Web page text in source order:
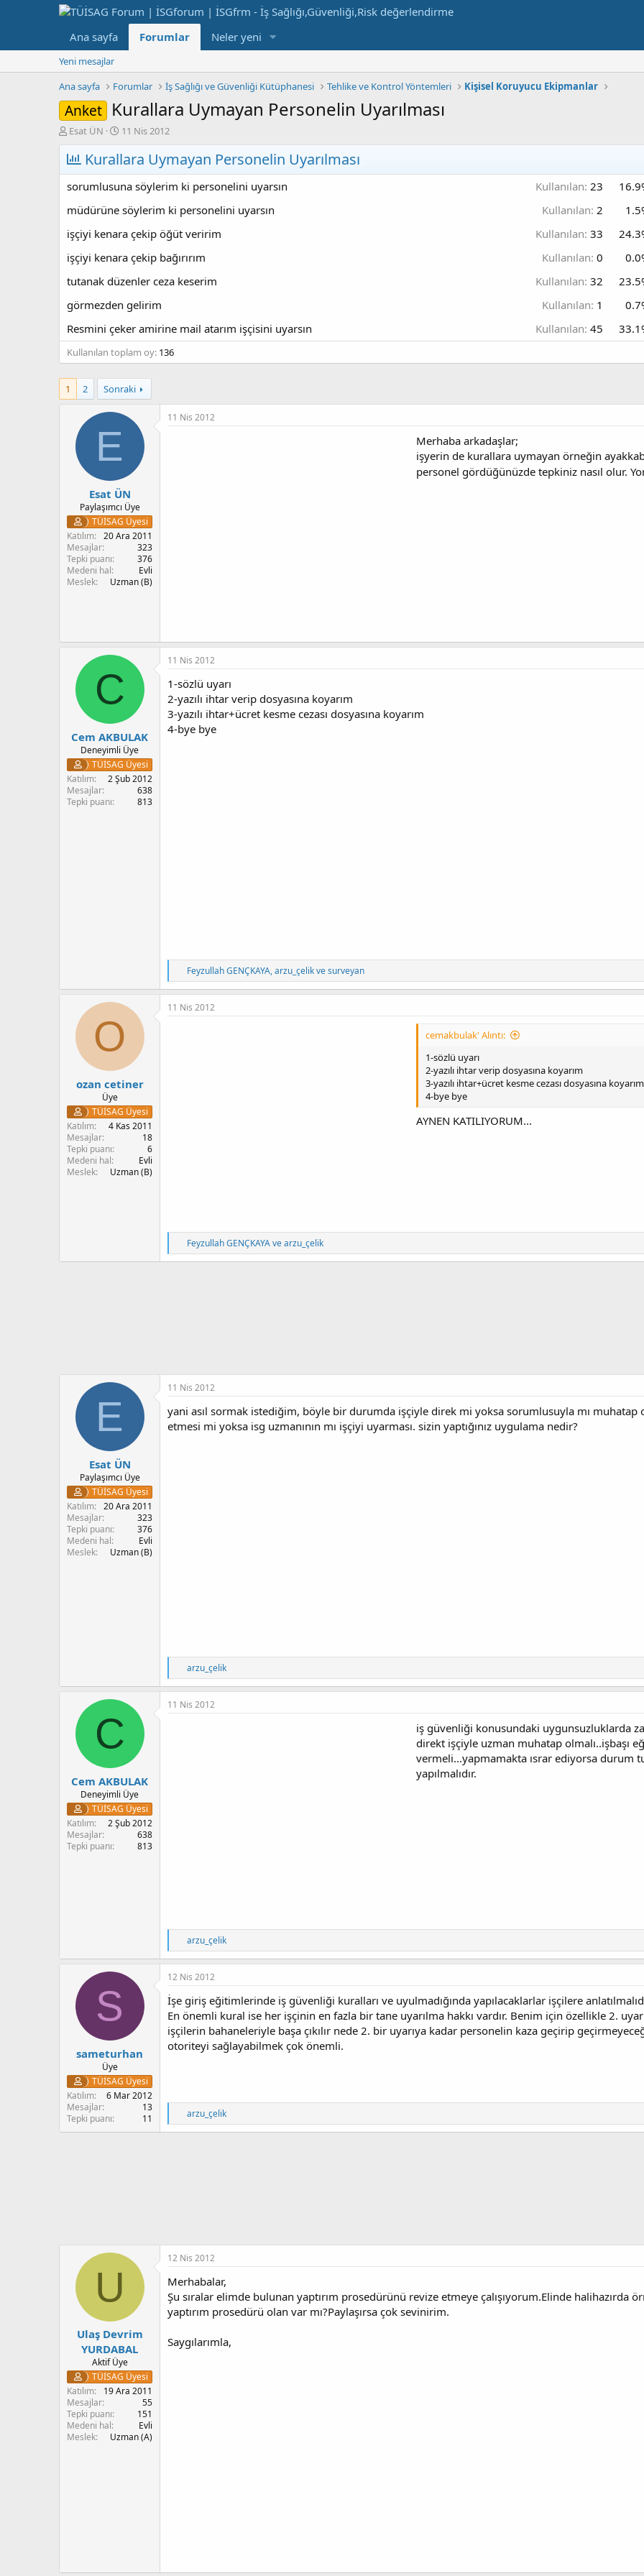
Ana sayfa Forumlar Neler yeni
Yeni mesajlar
Ana sayfa
Forumlar İş Sağlığı ve Güvenliği Kütüphanesi Tehlike ve Kontrol Yöntemleri Kişisel Koruyucu Ekipmanlar
Anket Kurallara Uymayan Personelin Uyarılması
K
o
n
b
u
y
u
a
l
t
n
Esat ÜN
B
a
ş
l
a
n
g
ç
a
i
i
11 Nis 2012
Kurallara Uymayan Personelin Uyarılması
sorumlusuna söylerim ki personelini uyarsın Kullanılan: 23
müdürüne söylerim ki personelini uyarsın
Kullanılan: 2
işçiyi kenara çekip öğüt veririm
Kullanılan: 33
işçiyi kenara çekip bağırırım
Kullanılan: 0
tutanak düzenler ceza keserim
Kullanılan: 32
görmezden gelirim
Kullanılan: 1
Resmini çeker amirine mail atarım işçisini uyarsın
Kullanılan: 45
Kullanılan toplam oy 136
1 2 Sonraki
E
Esat ÜN
Paylaşımcı Üye
TÜİSAG Üyesi
Katılım
20 Ara 2011
Mesajlar
323
Tepki puanı
376
Medeni hal
Evli
Meslek
Uzman (B)
11 Nis 2012
Merhaba arkadaşlar;
işyerin de kurallara uymayan örneğin
personel gördüğünüzde tepkiniz nasıl olur.
C
Cem AKBULAK
Deneyimli Üye
TÜİSAG Üyesi
Katılım
2 Şub 2012
Mesajlar
638
Tepki puanı
813
11 Nis 2012
1-sözlü uyarı
2-yazılı ihtar verip dosyasına koyarım
3-yazılı ihtar+ücret kesme cezası dosyasına koyarım
4-bye bye
T
e
p
k
Feyzullah GENÇKAYA,arzu_çelikvesurveyan
O
ozan cetiner
Üye
TÜİSAG Üyesi
Katılım
4 Kas 2011
Mesajlar
18
Tepki puanı
6
Medeni hal
Evli
Meslek
Uzman (B)
11 Nis 2012
cemakbulak' Alıntı:
1-sözlü uyarı
2-yazılı ihtar verip dosyasına koyarım
3-yazılı ihtar+ücret kesme cezası dosyasına koyarım
4-bye bye
AYNEN KATILIYORUM...
T
e
p
Feyzullah GENÇKAYAvearzu_çelik
E
Esat ÜN
Paylaşımcı Üye
TÜİSAG Üyesi
Katılım
20 Ara 2011
Mesajlar
323
Tepki puanı
376
Medeni hal
Evli
Meslek
Uzman (B)
11 Nis 2012
yani asıl sormak istediğim, böyle bir durumda işçiyle direk mi yoksa sorumlusuyla mı
etmesi mi yoksa isg uzmanının mı işçiyi uyarması. sizin yaptığınız uygulama nedir?
T
e
p
k
arzu_çelik
C
Cem AKBULAK
Deneyimli Üye
TÜİSAG Üyesi
Katılım
2 Şub 2012
Mesajlar
638
Tepki puanı
813
11 Nis 2012
iş güvenliği konusundaki uygunsuzluklarda
direkt işçiyle uzman muhatap olmalı..işbaşı
vermeli...yapmamakta ısrar ediyorsa durum
yapılmalıdır.
T
e
p
k
l
e
r
:
arzu_çelik
S
sameturhan
Üye
TÜİSAG Üyesi
Katılım
6 Mar 2012
Mesajlar
13
Tepki puanı
11
12 Nis 2012
İşe giriş eğitimlerinde iş güvenliği kuralları ve uyulmadığında yapılacaklarlar işçilere
En önemli kural ise her işçinin en fazla bir tane uyarılma hakkı vardır. Benim için özellikle 2.
işçilerin bahaneleriyle başa çıkılır nede 2. bir uyarıya kadar personelin kaza geçirip
otoriteyi sağlayabilmek çok önemli.
T
e
p
arzu_çelik
U
Ulaş Devrim
YURDABAL
Aktif Üye
TÜİSAG Üyesi
Katılım
19 Ara 2011
Mesajlar
55
Tepki puanı
151
Medeni hal
Evli
Meslek
Uzman (A)
12 Nis 2012
Merhabalar,
Şu sıralar elimde bulunan yaptırım prosedürünü revize etmeye çalışıyorum.Elinde
yaptırım prosedürü olan var mı?Paylaşırsa çok sevinirim.
Saygılarımla,